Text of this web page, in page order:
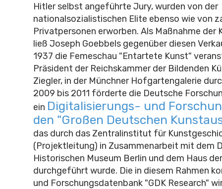
Hitler selbst angeführte Jury, wurden von der
nationalsozialistischen Elite ebenso wie von
Privatpersonen erworben. Als Maßnahme der
ließ Joseph Goebbels gegenüber diesen
1937 die Femeschau "Entartete Kunst"
Präsident der Reichskammer der Bildenden
Ziegler, in der Münchner Hofgartengalerie
2009 bis 2011 förderte die Deutsche
ein Digitalisierungs- und
den "Großen Deutschen
das durch das Zentralinstitut für
(Projektleitung) in Zusammenarbeit mit dem
Historischen Museum Berlin und dem Haus
durchgeführt wurde. Die in diesem Rahmen
und Forschungsdatenbank "GDK Research"